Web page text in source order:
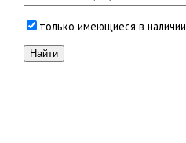
только имеющиеся в наличии